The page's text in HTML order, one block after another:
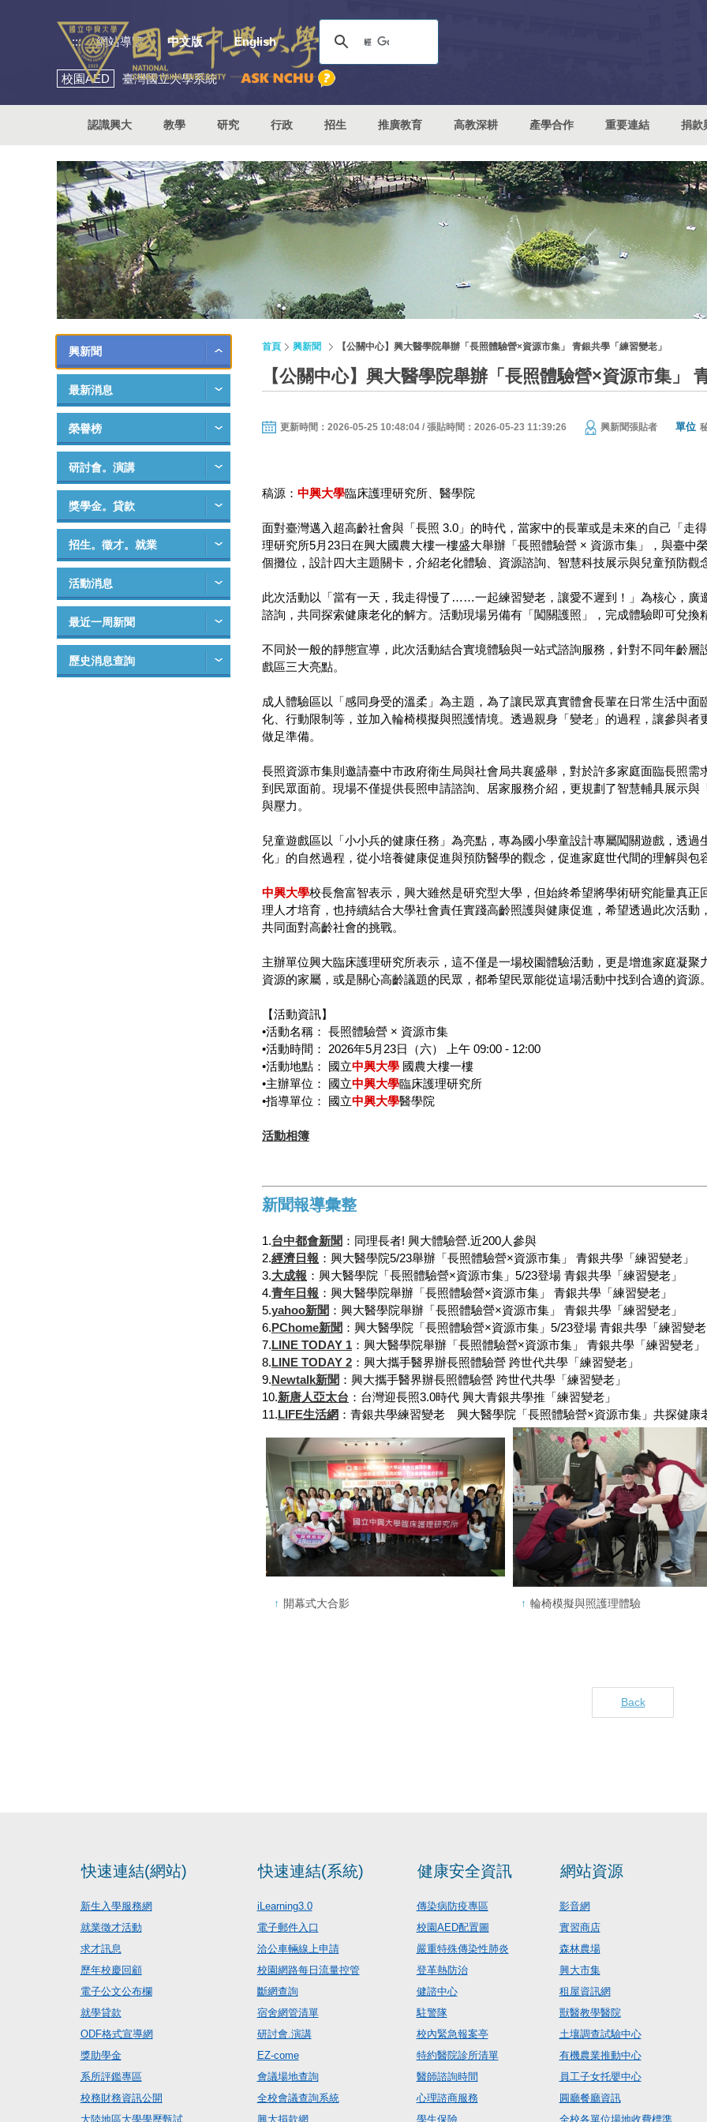
::: 網站導覽 中文版 English
校園AED 臺灣國立大學系統
認識興大 教學 研究 行政 招生 推廣教育 高教深耕 產學合作 重要連結 捐款
興新聞
最新消息
榮譽榜
研討會。演講
獎學金。貸款
招生。徵才。就業
活動消息
最近一周新聞
歷史消息查詢
首頁 興新聞 【公關中心】興大醫學院舉辦「長照體驗營×資源市集」 青銀共學「練習變老」
【公關中心】興大醫學院舉辦「長照體驗營×資源市集」
更新時間：2026-05-25 10:48:04 / 張貼時間：2026-05-23 11:39:26 興新聞張貼者 單位
稿源： 中興大學臨床護理研究所、醫學院
面對臺灣邁入超高齡社會與「長照 3.0」的時代，當家中的長輩或是未來的自己「走
理研究所5月23日在興大國農大樓一樓盛大舉辦「長照體驗營 × 資源市集」，與臺中
個攤位，設計四大主題關卡，介紹老化體驗、資源諮詢、智慧科技展示與兒童預防觀
此次活動以「當有一天，我走得慢了……一起練習變老，讓愛不遲到！」為核心，廣
諮詢，共同探索健康老化的解方。活動現場另備有「闖關護照」，完成體驗即可兌換
不同於一般的靜態宣導，此次活動結合實境體驗與一站式諮詢服務，針對不同年齡
戲區三大亮點。
成人體驗區以「感同身受的溫柔」為主題，為了讓民眾真實體會長輩在日常生活中
化、行動限制等，並加入輪椅模擬與照護情境。透過親身「變老」的過程，讓參與
做足準備。
長照資源市集則邀請臺中市政府衛生局與社會局共襄盛舉，對於許多家庭面臨長照
到民眾面前。現場不僅提供長照申請諮詢、居家服務介紹，更規劃了智慧輔具展示
與壓力。
兒童遊戲區以「小小兵的健康任務」為亮點，專為國小學童設計專屬闖關遊戲，透
化」的自然過程，從小培養健康促進與預防醫學的觀念，促進家庭世代間的理解與包
中興大學校長詹富智表示，興大雖然是研究型大學，但始終希望將學術研究能量真
理人才培育，也持續結合大學社會責任實踐高齡照護與健康促進，希望透過此次活動
共同面對高齡社會的挑戰。
主辦單位興大臨床護理研究所表示，這不僅是一場校園體驗活動，更是增進家庭凝
資源的家屬，或是關心高齡議題的民眾，都希望民眾能從這場活動中找到合適的資源。
【活動資訊】
•活動名稱： 長照體驗營 × 資源市集
•活動時間： 2026年5月23日（六） 上午 09:00 - 12:00
•活動地點： 國立中興大學 國農大樓一樓
•主辦單位： 國立中興大學臨床護理研究所
•指導單位： 國立中興大學醫學院
活動相簿
新聞報導彙整
1.台中都會新聞 ：同理長者! 興大體驗營.近200人參與
2.經濟日報 ：興大醫學院5/23舉辦「長照體驗營×資源市集」 青銀共學「練習變老」
3.大成報 ：興大醫學院「長照體驗營×資源市集」5/23登場 青銀共學「練習變老」
4.青年日報 ：興大醫學院舉辦「長照體驗營×資源市集」 青銀共學「練習變老」
5.yahoo新聞 ：興大醫學院舉辦「長照體驗營×資源市集」 青銀共學「練習變老」
6.PChome新聞 ：興大醫學院「長照體驗營×資源市集」5/23登場 青銀共學「練習變老
7.LINE TODAY 1 ：興大醫學院舉辦「長照體驗營×資源市集」 青銀共學「練習變老」
8.LINE TODAY 2 ：興大攜手醫界辦長照體驗營 跨世代共學「練習變老」
9.Newtalk新聞 ：興大攜手醫界辦長照體驗營 跨世代共學「練習變老」
10.新唐人亞太台 ：台灣迎長照3.0時代 興大青銀共學推「練習變老」
11.LIFE生活網 ：青銀共學練習變老 興大醫學院「長照體驗營×資源市集」共探健康
開幕式大合影 輪椅模擬與照護理體驗
Back
快速連結(網站)
新生入學服務網
就業徵才活動
求才訊息
歷年校慶回顧
電子公文公布欄
就學貸款
ODF格式宣導網
獎助學金
系所評鑑專區
校務財務資訊公開
大陸地區大學學歷甄試
快速連結(系統)
iLearning3.0
電子郵件入口
洽公車輛線上申請
校園網路每日流量控管
斷網查詢
宿舍網管清單
研討會.演講
EZ-come
會議場地查詢
全校會議查詢系統
興大捐款網
健康安全資訊
傳染病防疫專區
校園AED配置圖
嚴重特殊傳染性肺炎
登革熱防治
健諮中心
駐警隊
校內緊急報案亭
特約醫院診所清單
醫師諮詢時間
心理諮商服務
學生保險
網站資源
影音網
實習商店
森林農場
興大市集
租屋資訊網
獸醫教學醫院
土壤調查試驗中心
有機農業推動中心
員工子女托嬰中心
圓廳餐廳資訊
全校各單位場地收費標準